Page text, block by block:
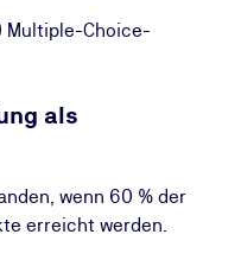
Multiple-Choice-
als
wenn 60 % der
erreicht werden.